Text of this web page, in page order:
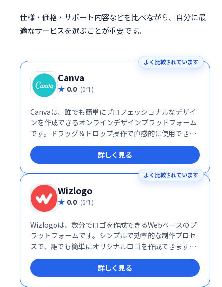
仕様・価格・サポート内容などを比べながら、自分に最
適なサービスを選ぶことが重要です。
よく比較されています
Canva
0.0 (0件)
Canvaは、誰でも簡単にプロフェッショナルなデザイ
ンを作成できるオンラインデザインプラットフォーム
です。ドラッグ＆ドロップ操作で直感的に使用でき、
100万点以上の画像やフォントなどの豊富な素材も利
用可能です。企業、組織、個人問わず、様々なデザイ
ンニーズに対応します。
詳しく見る
よく比較されています
Wizlogo
0.0 (0件)
Wizlogoは、数分でロゴを作成できるWebベースのプ
ラットフォームです。シンプルで効率的な制作プロセ
スで、誰でも簡単にオリジナルロゴを作成できます。
直感的な操作性で、理想のロゴを素早くデザインしま
しょう。
詳しく見る